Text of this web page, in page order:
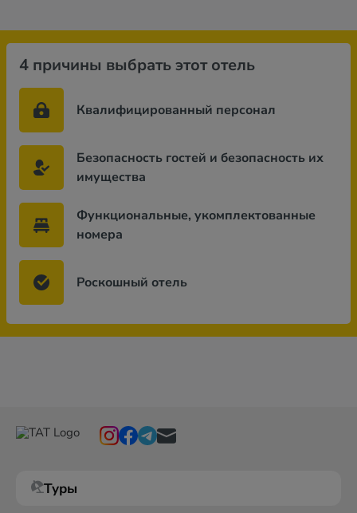
4 причины выбрать этот отель
Квалифицированный персонал
Безопасность гостей и безопасность их
имущества
Функциональные, укомплектованные
номера
Роскошный отель
Туры